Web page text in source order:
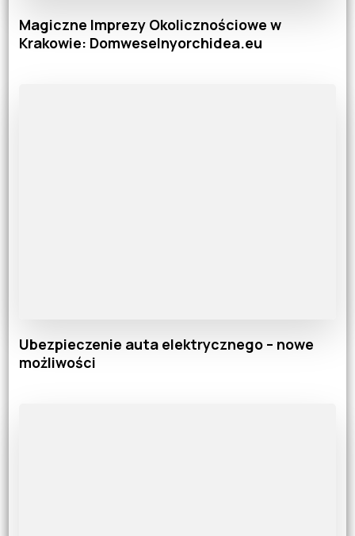
Magiczne Imprezy Okolicznościowe w
Krakowie: Domweselnyorchidea.eu
Ubezpieczenie auta elektrycznego – nowe
możliwości